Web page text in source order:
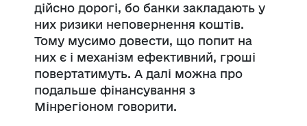
дійсно дорогі, бо банки закладають у
них ризики неповернення коштів.
Тому мусимо довести, що попит на
них є і механізм ефективний, гроші
повертатимуть. А далі можна про
подальше фінансування з
Мінрегіоном говорити.